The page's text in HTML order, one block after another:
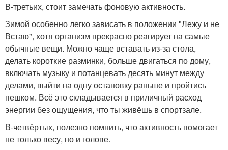
В-третьих, стоит замечать фоновую активность.
Зимой особенно легко зависать в положении "Лежу и не
Встаю", хотя организм прекрасно реагирует на самые
обычные вещи. Можно чаще вставать из-за стола,
делать короткие разминки, больше двигаться по дому,
включать музыку и потанцевать десять минут между
делами, выйти на одну остановку раньше и пройтись
пешком. Всё это складывается в приличный расход
энергии без ощущения, что ты живёшь в спортзале.
В-четвёртых, полезно помнить, что активность помогает
не только весу, но и голове.